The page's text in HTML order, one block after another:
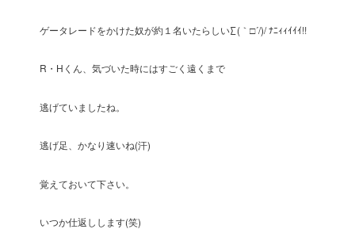
ゲータレードをかけた奴が約１名いたらしい∑(｀□´/)/ ﾅﾆｨｨｲｲｲ!!
R・Hくん、気づいた時にはすごく遠くまで
逃げていましたね。
逃げ足、かなり速いね(汗)
覚えておいて下さい。
いつか仕返しします(笑)